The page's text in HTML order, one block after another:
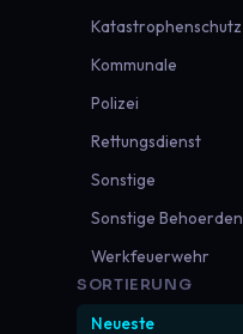
Katastrophenschutz
Kommunale
Polizei
Rettungsdienst
Sonstige
Sonstige Behoerden
Werkfeuerwehr
SORTIERUNG
Neueste